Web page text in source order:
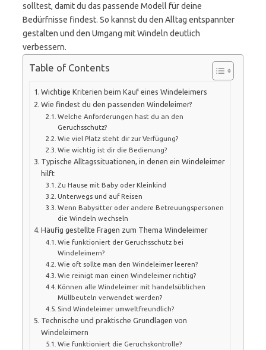
solltest, damit du das passende Modell für deine
Bedürfnisse findest. So kannst du den Alltag entspannter
gestalten und den Umgang mit Windeln deutlich
verbessern.
Table of Contents
Wichtige Kriterien beim Kauf eines Windeleimers
Wie findest du den passenden Windeleimer?
Welche Anforderungen hast du an den
Geruchsschutz?
Wie viel Platz steht dir zur Verfügung?
Wie wichtig ist dir die Bedienung?
Typische Alltagssituationen, in denen ein Windeleimer
hilft
Zu Hause mit Baby oder Kleinkind
Unterwegs und auf Reisen
Wenn Babysitter oder andere Betreuungspersonen
die Windeln wechseln
Häufig gestellte Fragen zum Thema Windeleimer
Wie funktioniert der Geruchsschutz bei
Windeleimern?
Wie oft sollte man den Windeleimer leeren?
Wie reinigt man einen Windeleimer richtig?
Können alle Windeleimer mit handelsüblichen
Müllbeuteln verwendet werden?
Sind Windeleimer umweltfreundlich?
Technische und praktische Grundlagen von
Windeleimern
Wie funktioniert die Geruchskontrolle?